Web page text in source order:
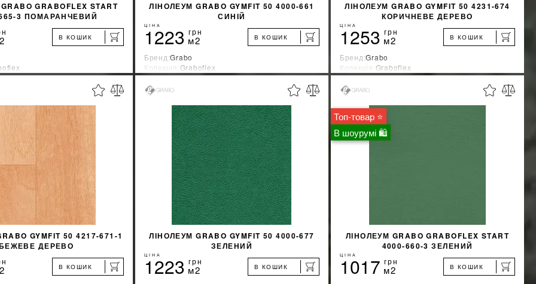
GRABOFLEX START
3 ПОМАРАНЧЕВИЙ
В КОШИК
Венгрия
%
КУПИТИ
ЛІНОЛЕУМ GRABO GYMFIT 50 4000-661
СИНІЙ
ЦІНА
1223 грн
м2 В КОШИК
Бренд:Grabo
Колекція:Graboflex
Країна-виробник:Венгрия
%
КУПИТИ
ЛІНОЛЕУМ GRABO GYMFIT 50 4231-674
КОРИЧНЕВЕ ДЕРЕВО
ЦІНА
1253 грн
м2 В КОШИК
Бренд:Grabo
Колекція:Graboflex
Країна-виробник:Венгрия
%
GYMFIT 50 4217-671-1
ДЕРЕВО
В КОШИК
ЛІНОЛЕУМ GRABO GYMFIT 50 4000-677
ЗЕЛЕНИЙ
ЦІНА
1223 грн
м2 В КОШИК
Топ-товар ⭐
В шоурумі 🛍
ЛІНОЛЕУМ GRABO GRABOFLEX START
4000-660-3 ЗЕЛЕНИЙ
ЦІНА
1017 грн
м2 В КОШИК